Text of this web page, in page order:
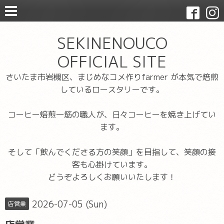
SEKINENOUCO
OFFICIAL SITE
さいたま市岩槻区、まじめなコメ作りfarmer が本気で焙煎
しているロースタリーです。
コーヒー焙煎一筋の職人が、日々コーヒーを焼き上げてい
ます。
そして「飲んでくださる方の笑顔」を目指して、笑顔の接
客も心掛けています。
どうぞよろしくお願いいたします！
店営業 2026-07-05 (Sun)